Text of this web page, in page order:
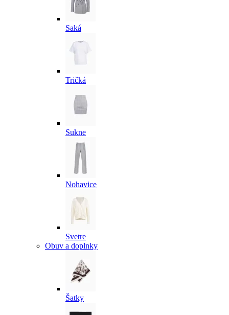
Saká
Tričká
Sukne
Nohavice
Svetre
Obuv a doplnky
Šatky